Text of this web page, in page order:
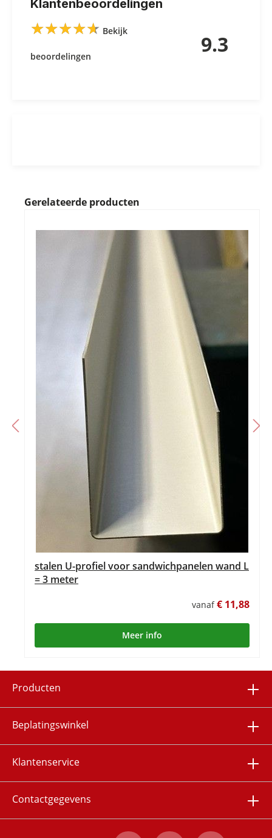
Klantenbeoordelingen
★★★★★
★★★★★ Bekijk
beoordelingen 9.3
Gerelateerde producten
stalen U-profiel voor sandwichpanelen wand L
= 3 meter
vanaf€ 11,88
Meer info
Producten
Beplatingswinkel
Klantenservice
Contactgegevens